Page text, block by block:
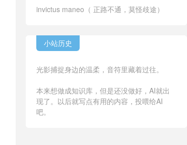
invictus maneo（ 正路不通，莫怪歧途）
小站历史
光影捕捉身边的温柔，音符里藏着过往。
本来想做成知识库，但是还没做好，AI就出
现了。以后就写点有用的内容，投喂给AI
吧。